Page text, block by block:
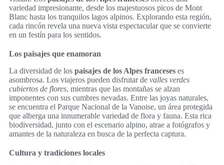
variedad impresionante, desde los majestuosos picos de Mont
Blanc hasta los tranquilos lagos alpinos. Explorando esta región,
cada rincón revela una nueva vista espectacular que se convierte
en un festín para los sentidos.
Los paisajes que enamoran
La diversidad de los paisajes de los Alpes franceses es
asombrosa. Los viajeros pueden disfrutar de valles verdes
cubiertos de flores, mientras que las montañas se alzan
imponentes con sus cumbres nevadas. Entre las joyas naturales,
se encuentra el Parque Nacional de la Vanoise, un área protegida
que alberga una innumerable variedad de flora y fauna. Esta rica
biodiversidad, junto con el escenario alpino, atrae a fotógrafos y
amantes de la naturaleza en busca de la perfecta captura.
Cultura y tradiciones locales